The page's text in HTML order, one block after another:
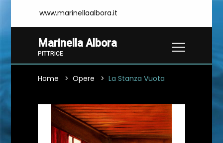
www.marinellaalbora.it
Marinella Albora
PITTRICE
Home Opere La Stanza Vuota